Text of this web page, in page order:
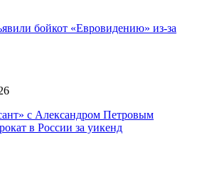
с Александром Петровым
в России за уикенд